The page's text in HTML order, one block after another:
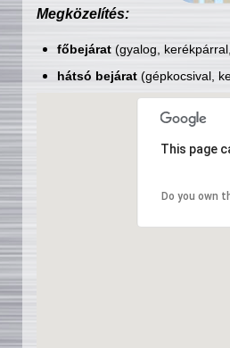
Megközelítés:
főbejárat(gyalog,
hátsó bejárat(gépkocsival,
This page
Do you own